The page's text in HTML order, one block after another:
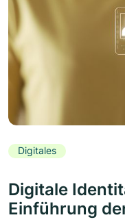
Digitales
Digitale
Einführung